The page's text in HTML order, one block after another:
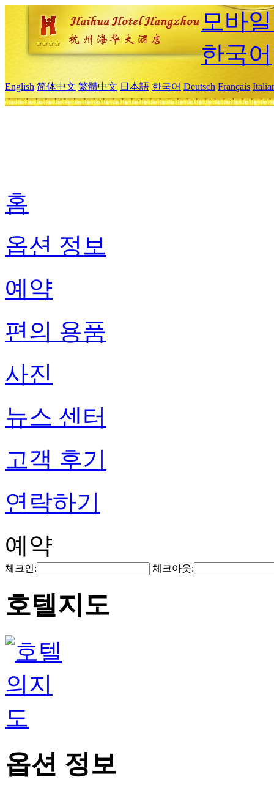
모바
한국어
English 简体中文 繁體中文 日本語 한국어 Deutsch Français
홈
옵션 정보
예약
편의 용품
사진
뉴스 센터
고객 후기
연락하기
예약
체크인: 체크아웃:
호텔지도
옵션 정보